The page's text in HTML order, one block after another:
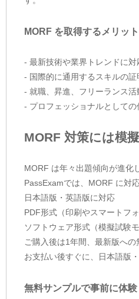
MORF を取得するメリット
- 最新技術や業界トレンドに
- 国際的に通用するスキルの証
- 就職、昇進、フリーランス活
- プロフェッショナルとして
MORF 対策には模
MORF は年々出題傾向が進化
PassExamでは、MORF に対
日本語版・英語版に対応
PDF形式（印刷やスマートフ
ソフトウェア形式（模擬試験
ご購入後は1年間、最新版への
お支払い後すぐに、日本語版
無料サンプルで事前に体験